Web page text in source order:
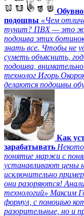
подошвы «Чем
тунит? ПВХ — это же
подошва этих
знать все. Чтобы не
суметь объяснить,
подошва,
технолог Игорь
делаются подошвы
Как
зарабатывать
понятие маржи с
устанавливают цены
исключительно
они разоряются!
технологий» Максим
формул, с помощью
разорительные, но и